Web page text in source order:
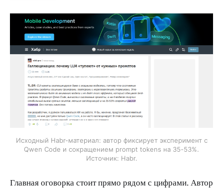
Исходный Habr-материал: автор фиксирует эксперимент с
Qwen Code и сокращением prompt tokens на 35-53%.
Источник: Habr.
Главная оговорка стоит прямо рядом с цифрами. Автор